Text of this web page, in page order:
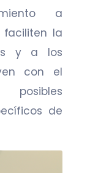
a
faciliten la
y a los
con el
posibles
de